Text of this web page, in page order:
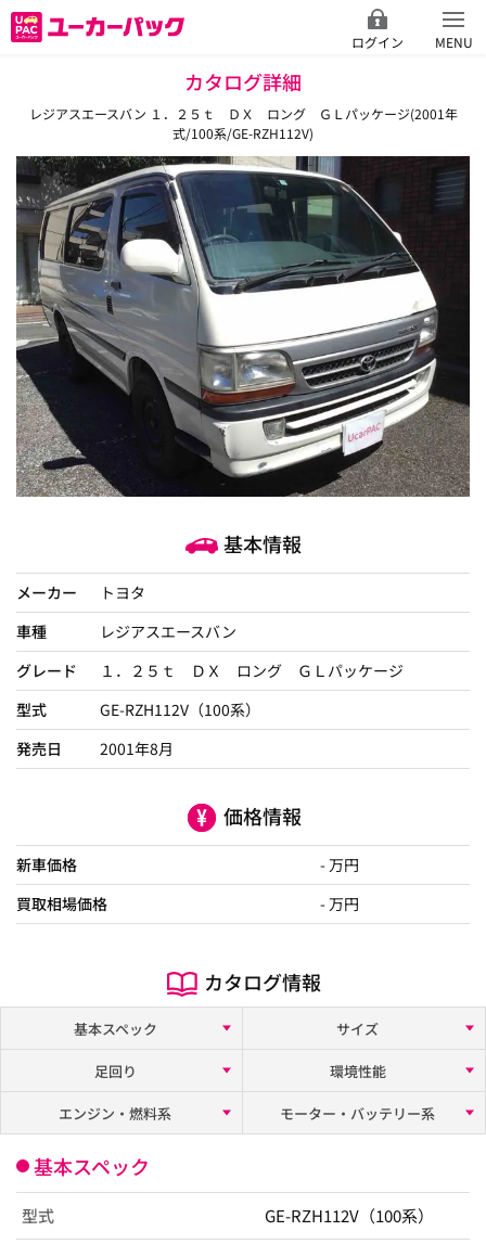
ログイン MENU
カタログ詳細
レジアスエースバン １．２５ｔ ＤＸ ロング ＧＬパッケージ(2001年
式/100系/GE-RZH112V)
基本情報
メーカー
トヨタ
車種
レジアスエースバン
グレード
１．２５ｔ ＤＸ ロング ＧＬパッケージ
型式
GE-RZH112V（100系）
発売日
2001年8月
価格情報
新車価格
- 万円
買取相場価格
- 万円
カタログ情報
基本スペック
サイズ
足回り
環境性能
エンジン・燃料系
モーター・バッテリー系
基本スペック
型式 GE-RZH112V（100系）